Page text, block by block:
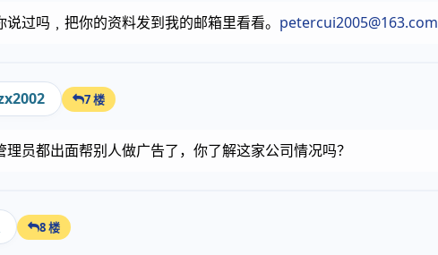
说过吗﹐把你的资料发到我的邮箱里看看。 petercui2005@163.com
7 楼
理员都出面帮别人做广告了，你了解这家公司情况吗？
8 楼